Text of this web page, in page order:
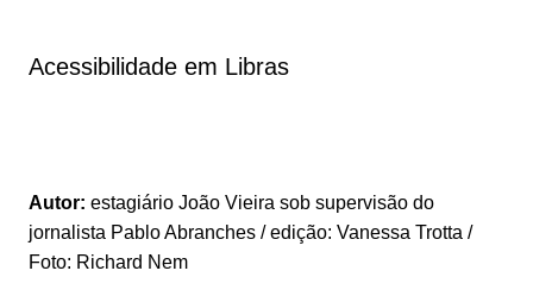
Acessibilidade em Libras
Autor: estagiário João Vieira sob supervisão do
jornalista Pablo Abranches / edição: Vanessa Trotta /
Foto: Richard Nem